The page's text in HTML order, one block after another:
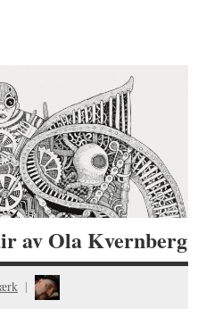
av Ola Kvernberg